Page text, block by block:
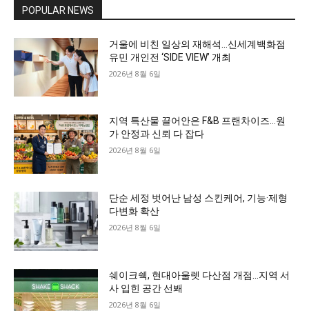
POPULAR NEWS
거울에 비친 일상의 재해석…신세계백화점
유민 개인전 ‘SIDE VIEW’ 개최
2026년 8월 6일
지역 특산물 끌어안은 F&B 프랜차이즈…원
가 안정과 신뢰 다 잡다
2026년 8월 6일
단순 세정 벗어난 남성 스킨케어, 기능·제형
다변화 확산
2026년 8월 6일
쉐이크쉑, 현대아울렛 다산점 개점…지역 서
사 입힌 공간 선봬
2026년 8월 6일